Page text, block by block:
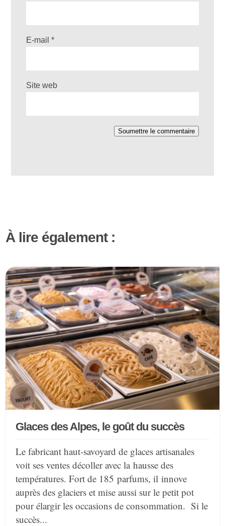
E-mail*
Site web
Soumettre le commentaire
À lire également :
Glaces des Alpes, le goût du succès
Le fabricant haut-savoyard de glaces artisanales
voit ses ventes décoller avec la hausse des
températures. Fort de 185 parfums, il innove
auprès des glaciers et mise aussi sur le petit pot
pour élargir les occasions de consommation. Si le
succès...